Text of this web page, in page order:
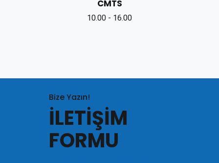
CMTS
10.00 - 16.00
Bize Yazın!
İLETİŞİM
FORMU